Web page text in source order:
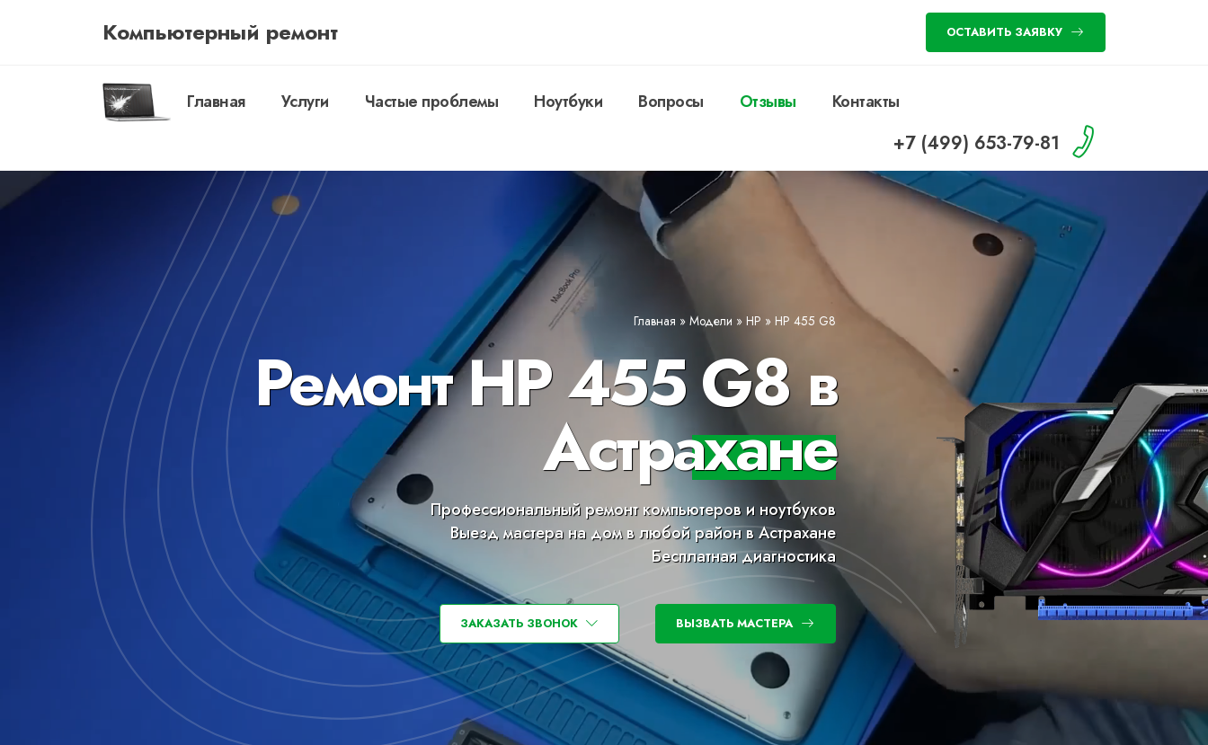
Компьютерный ремонт ОСТАВИТЬ ЗАЯВКУ
Главная Услуги Частые проблемы Ноутбуки Вопросы Отзывы Контакты
+7 (499) 653-79-81
Главная » Модели » HP » HP 455 G8
Ремонт HP 455 G8 в
Астрахане
Профессиональный ремонт компьютеров и ноутбуков
Выезд мастера на дом в любой район в Астрахане
Бесплатная диагностика
ЗАКАЗАТЬ ЗВОНОК ВЫЗВАТЬ МАСТЕРА